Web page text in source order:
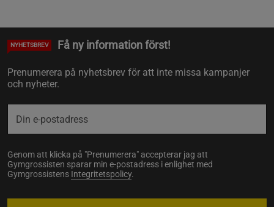
NYHETSBREV Få ny information först!
Prenumerera på nyhetsbrev för att inte missa kampanjer
och nyheter.
Genom att klicka på "Prenumerera" accepterar jag att
Gymgrossisten sparar min e-postadress i enlighet med
Gymgrossistens Integritetspolicy.